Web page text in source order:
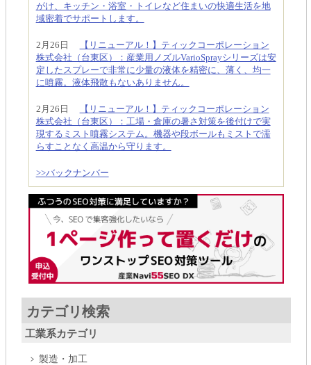
がけ、キッチン・浴室・トイレなど住まいの快適生活を地
域密着でサポートします。
2月26日
【リニューアル！】ティックコーポレーション
株式会社（台東区）：産業用ノズルVarioSprayシリーズは安
定したスプレーで非常に少量の液体を精密に、薄く、均一
に噴霧。液体飛散もないありません。
2月26日
【リニューアル！】ティックコーポレーション
株式会社（台東区）：工場・倉庫の暑さ対策を後付けで実
現するミスト噴霧システム。機器や段ボールもミストで濡
らすことなく高温から守ります。
>>バックナンバー
カテゴリ検索
工業系カテゴリ
製造・加工